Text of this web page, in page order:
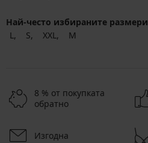
Най-често избираните размери
L
S XXL M
8 % от покупката
обратно
Изгодна